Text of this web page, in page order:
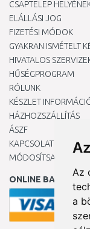
Az
a
CSAPTELEP
ELÁLLÁSI JOG
FIZETÉSI MÓDOK
GYAKRAN ISMÉTELT
HIVATALOS
HŰSÉGPROGRAM
RÓLUNK
KÉSZLET
HÁZHOZSZÁLLÍTÁS
ÁSZF
KAPCSOLAT
MÓDOSÍTSA A
ONLINE